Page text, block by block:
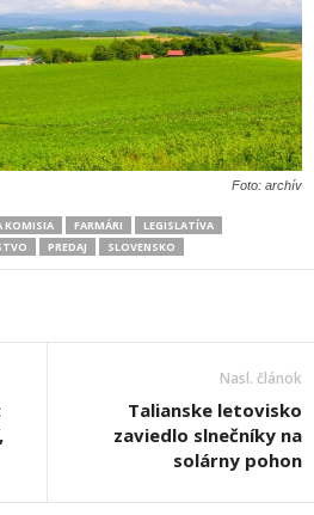
Foto: archív
KOMISIA FARMÁRI
LEGISLATÍVA
PREDAJ SLOVENSKO
Nasl. článok
Talianske letovisko
zaviedlo slnečníky na
solárny pohon